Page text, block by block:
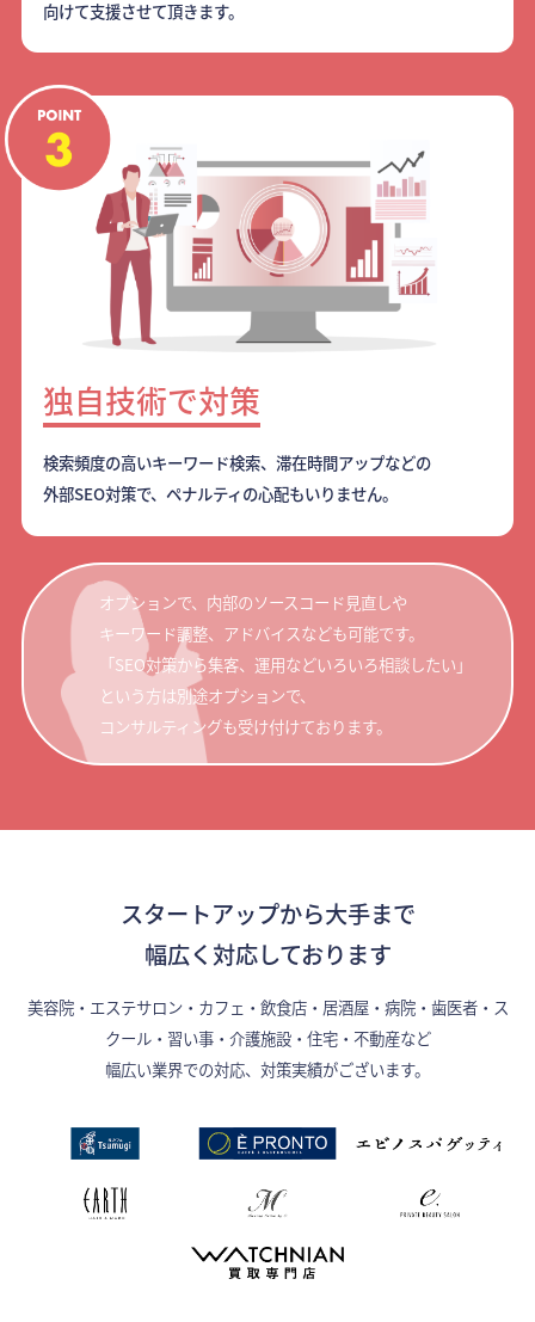
向けて支援させて頂きます。
独自技術で対策
検索頻度の高いキーワード検索、滞在時間アップなどの
外部SEO対策で、ペナルティの心配もいりません。
オプションで、内部のソースコード見直しや
キーワード調整、アドバイスなども可能です。
「SEO対策から集客、運用などいろいろ相談したい」
という方は別途オプションで、
コンサルティングも受け付けております。
スタートアップから大手まで
幅広く対応しております
美容院・エステサロン・カフェ・飲食店・居酒屋・病院・歯医者・ス
クール・習い事・介護施設・住宅・不動産など
幅広い業界での対応、対策実績がございます。